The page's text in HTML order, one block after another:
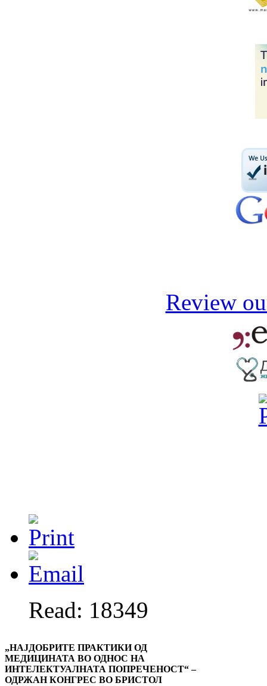
Review
Read: 18349
„НАЈДОБРИТЕ ПРАКТИКИ ОД
МЕДИЦИНАТА ВО ОДНОС НА
ИНТЕЛЕКТУАЛНАТА ПОПРЕЧЕНОСТ“ –
ОДРЖАН КОНГРЕС ВО БРИСТОЛ